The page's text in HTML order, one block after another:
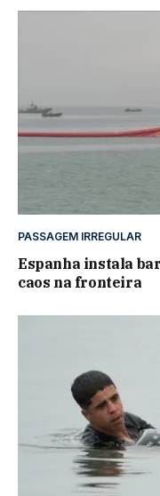
PASSAGEM IRREGULAR
Espanha instala
caos na fronteira